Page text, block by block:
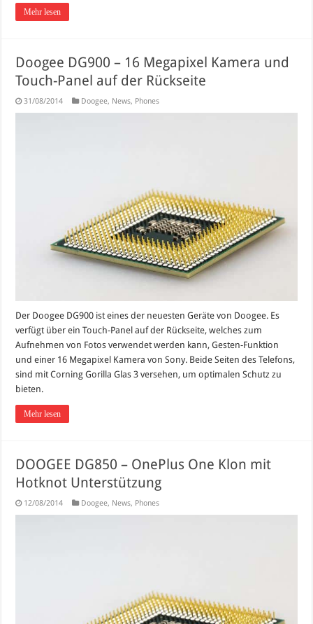
Mehr lesen
Doogee DG900 – 16 Megapixel Kamera und
Touch-Panel auf der Rückseite
31/08/2014 Doogee, News, Phones
Der Doogee DG900 ist eines der neuesten Geräte von Doogee. Es
verfügt über ein Touch-Panel auf der Rückseite, welches zum
Aufnehmen von Fotos verwendet werden kann, Gesten-Funktion
und einer 16 Megapixel Kamera von Sony. Beide Seiten des Telefons,
sind mit Corning Gorilla Glas 3 versehen, um optimalen Schutz zu
bieten.
Mehr lesen
DOOGEE DG850 – OnePlus One Klon mit
Hotknot Unterstützung
12/08/2014 Doogee, News, Phones